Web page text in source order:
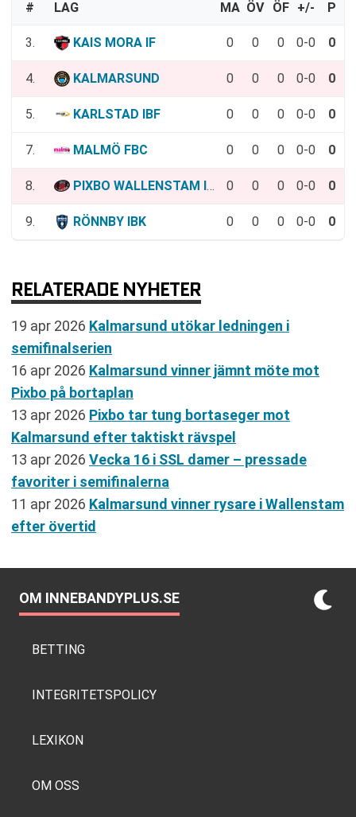
# LAG MA ÖV ÖF +/- P
3. KAIS MORA IF 0 0 0 0-0 0
4. KALMARSUND 0 0 0 0-0 0
5. KARLSTAD IBF 0 0 0 0-0 0
7. MALMÖ FBC 0 0 0 0-0 0
8. PIXBO WALLENSTAM IBK 0 0 0 0-0 0
9. RÖNNBY IBK 0 0 0 0-0 0
RELATERADE NYHETER
19 apr 2026 Kalmarsund utökar ledningen i
semifinalserien
16 apr 2026 Kalmarsund vinner jämnt möte mot
Pixbo på bortaplan
13 apr 2026 Pixbo tar tung bortaseger mot
Kalmarsund efter taktiskt rävspel
13 apr 2026 Vecka 16 i SSL damer – pressade
favoriter i semifinalerna
11 apr 2026 Kalmarsund vinner rysare i Wallenstam
efter övertid
OM INNEBANDYPLUS.SE
BETTING
INTEGRITETSPOLICY
LEXIKON
OM OSS